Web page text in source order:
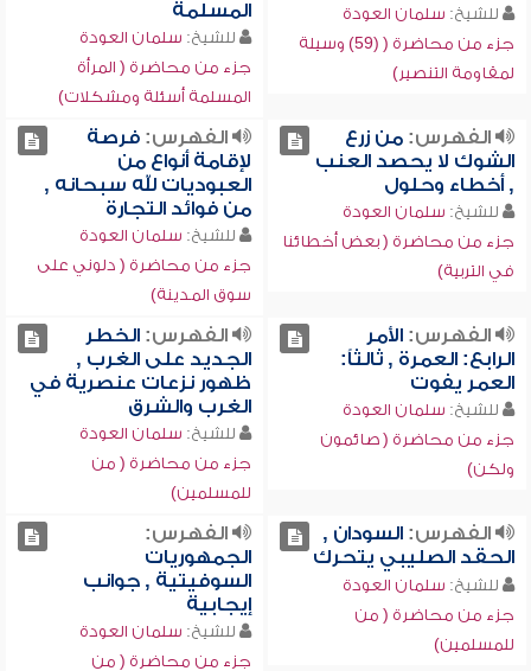
للشيخ: سلمان العودة
جزء من محاضرة ( (59) وسيلة
لمقاومة التنصير)
المسلمة
للشيخ: سلمان العودة
جزء من محاضرة ( المرأة
المسلمة أسئلة ومشكلات)
الفهرس:من زرع
الشوك لا يحصد العنب
, أخطاء وحلول
للشيخ: سلمان العودة
جزء من محاضرة ( بعض أخطائنا
في التربية)
الفهرس:فرصة
لإقامة أنواع من
العبوديات لله سبحانه ,
من فوائد التجارة
للشيخ: سلمان العودة
جزء من محاضرة ( دلوني على
سوق المدينة)
الفهرس:الأمر
الرابع: العمرة , ثالثاً:
العمر يفوت
للشيخ: سلمان العودة
جزء من محاضرة ( صائمون
ولكن)
الفهرس:الخطر
الجديد على الغرب ,
ظهور نزعات عنصرية في
الغرب والشرق
للشيخ: سلمان العودة
جزء من محاضرة ( من
للمسلمين)
الفهرس:السودان ,
الحقد الصليبي يتحرك
للشيخ: سلمان العودة
جزء من محاضرة ( من
للمسلمين)
الفهرس:
الجمهوريات
السوفيتية , جوانب
إيجابية
للشيخ: سلمان العودة
جزء من محاضرة ( من